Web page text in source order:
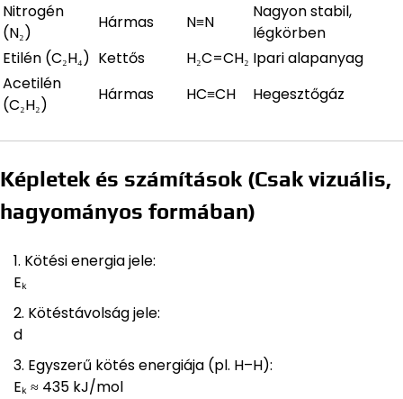
Nitrogén
(N₂)
Hármas N≡N
Nagyon stabil,
légkörben
Etilén (C₂H₄) Kettős H₂C=CH₂ Ipari alapanyag
Acetilén
(C₂H₂)
Hármas HC≡CH Hegesztőgáz
Képletek és számítások (Csak vizuális,
hagyományos formában)
Kötési energia jele:
Eₖ
Kötéstávolság jele:
d
Egyszerű kötés energiája (pl. H–H):
Eₖ ≈ 435 kJ/mol